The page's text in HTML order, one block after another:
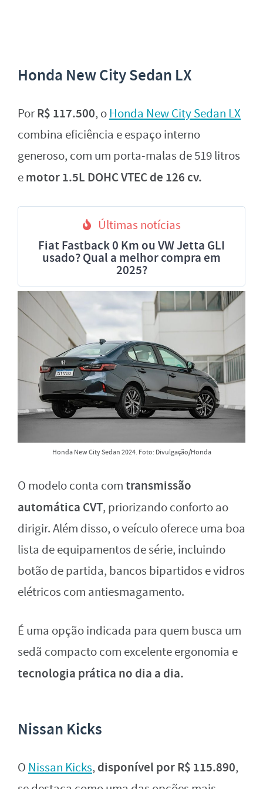
Honda New City Sedan LX
PorR$ 117.500, oHonda New City Sedan LX
combina eficiência e espaço interno
generoso, com um porta-malas de 519 litros
emotor 1.5L DOHC VTEC de 126 cv.
Últimas notícias
Fiat Fastback 0 Km ou VW Jetta GLI
usado? Qual a melhor compra em
2025?
Honda New City Sedan 2024. Foto: Divulgação/Honda
O modelo conta comtransmissão
automática CVT, priorizando conforto ao
dirigir. Além disso, o veículo oferece uma boa
lista de equipamentos de série, incluindo
botão de partida, bancos bipartidos e vidros
elétricos com antiesmagamento.
É uma opção indicada para quem busca um
sedã compacto com excelente ergonomia e
tecnologia prática no dia a dia.
Nissan Kicks
O Nissan Kicks, disponível por R$ 115.890,